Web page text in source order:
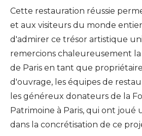
Cette restauration réussie
et aux visiteurs du monde
d'admirer ce trésor artistique
remercions chaleureusement la
de Paris en tant que
d'ouvrage, les équipes de
les généreux donateurs de la
Patrimoine à Paris, qui ont joué
dans la concrétisation de ce